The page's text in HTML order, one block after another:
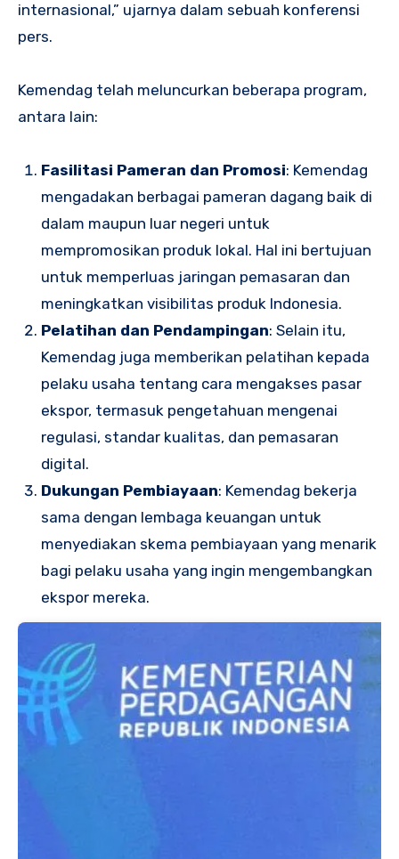
internasional,” ujarnya dalam sebuah konferensi
pers.
Kemendag telah meluncurkan beberapa program,
antara lain:
Fasilitasi Pameran dan Promosi: Kemendag
mengadakan berbagai pameran dagang baik di
dalam maupun luar negeri untuk
mempromosikan produk lokal. Hal ini bertujuan
untuk memperluas jaringan pemasaran dan
meningkatkan visibilitas produk Indonesia.
Pelatihan dan Pendampingan: Selain itu,
Kemendag juga memberikan pelatihan kepada
pelaku usaha tentang cara mengakses pasar
ekspor, termasuk pengetahuan mengenai
regulasi, standar kualitas, dan pemasaran
digital.
Dukungan Pembiayaan: Kemendag bekerja
sama dengan lembaga keuangan untuk
menyediakan skema pembiayaan yang menarik
bagi pelaku usaha yang ingin mengembangkan
ekspor mereka.